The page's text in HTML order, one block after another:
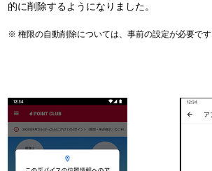
的に削除するようになりました。
権限の自動削除については、事前の設定が必要です